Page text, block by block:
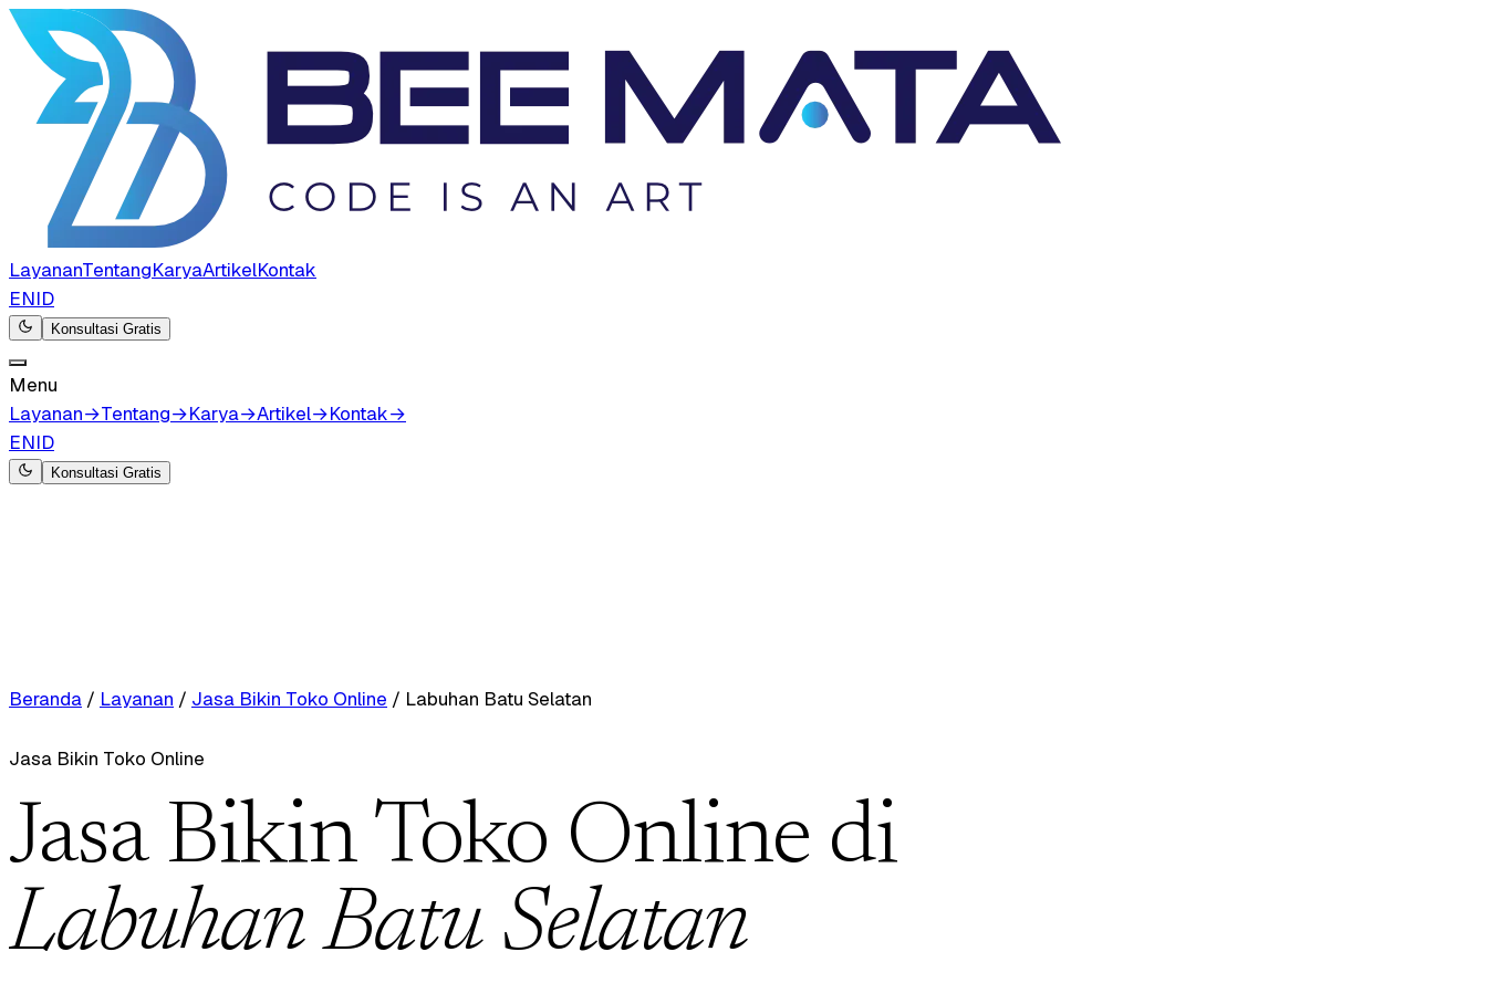
LayananTentangKaryaArtikelKontak
ENID
Konsultasi Gratis
Menu
Layanan→Tentang→Karya→Artikel→Kontak→
ENID
Konsultasi Gratis
Beranda / Layanan / Jasa Bikin Toko Online / Labuhan Batu Selatan
Jasa Bikin Toko Online
Jasa Bikin Toko Online di
Labuhan Batu Selatan